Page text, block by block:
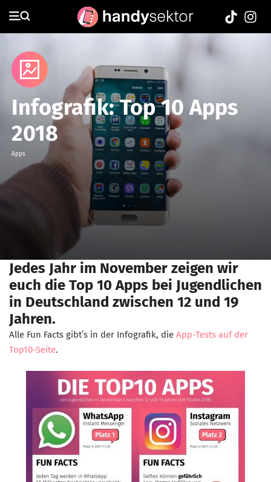
Infografik
Infografik: Top 10 Apps
2018
Apps
Jedes Jahr im November zeigen wir
euch die Top 10 Apps bei Jugendlichen
in Deutschland zwischen 12 und 19
Jahren.
Alle Fun Facts gibt’s in der Infografik, die App-Tests auf der
Top10-Seite.